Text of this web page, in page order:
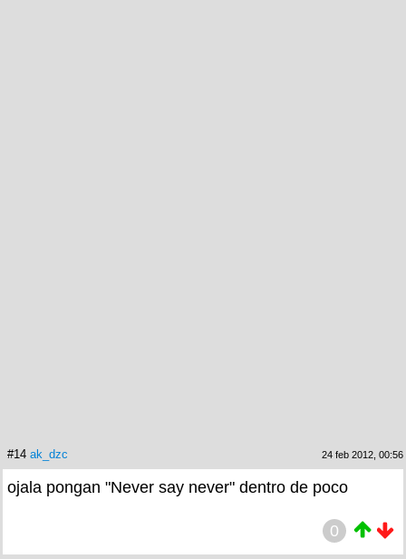
#14 ak_dzc 24 feb 2012, 00:56
ojala pongan "Never say never" dentro de poco
0